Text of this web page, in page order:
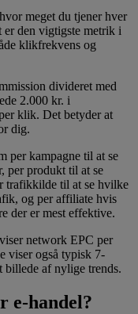
meget du tjener hver
den vigtigste metrik i
klikfrekvens og
divideret med
2.000 kr. i
klik. Det betyder at
dig.
per kampagne til at se
per produkt til at se
trafikkilde til at se hvilke
og per affiliate hvis
der er mest effektive.
network EPC per
viser også typisk 7-
billede af nylige trends.
e-handel?